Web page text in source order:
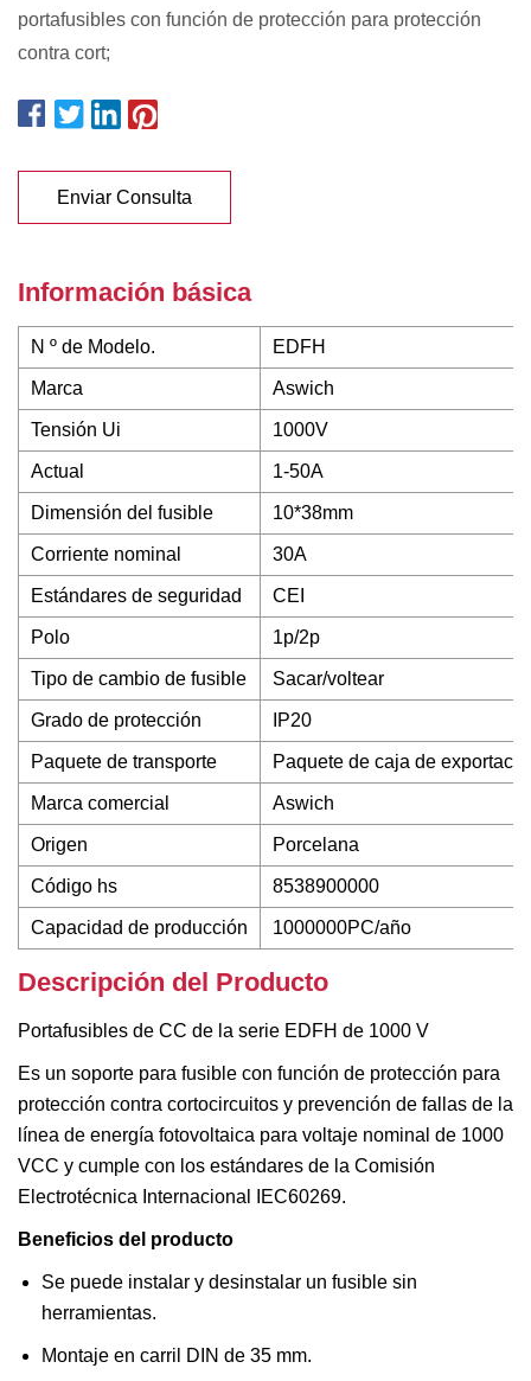
portafusibles con función de protección para protección
contra cort;
Enviar Consulta
Información básica
N º de Modelo. EDFH
Marca Aswich
Tensión Ui 1000V
Actual 1-50A
Dimensión del fusible 10*38mm
Corriente nominal 30A
Estándares de seguridad CEI
Polo 1p/2p
Tipo de cambio de fusible Sacar/voltear
Grado de protección IP20
Paquete de transporte Paquete de caja de
Marca comercial Aswich
Origen Porcelana
Código hs 8538900000
Capacidad de producción 1000000PC/año
Descripción del Producto
Portafusibles de CC de la serie EDFH de 1000 V
Es un soporte para fusible con función de protección para
protección contra cortocircuitos y prevención de fallas de la
línea de energía fotovoltaica para voltaje nominal de 1000
VCC y cumple con los estándares de la Comisión
Electrotécnica Internacional IEC60269.
Beneficios del producto
Se puede instalar y desinstalar un fusible sin
herramientas.
Montaje en carril DIN de 35 mm.